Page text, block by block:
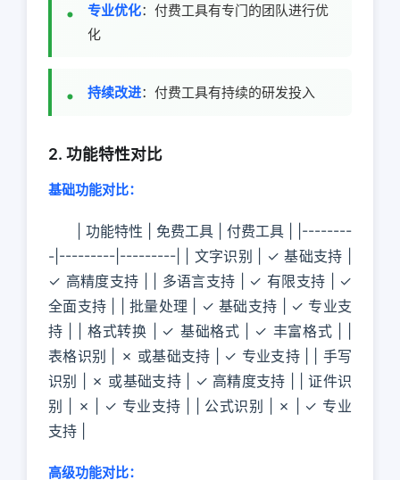
专业优化：付费工具有专门的团队进行优
化
持续改进：付费工具有持续的研发投入
2. 功能特性对比
基础功能对比：
| 功能特性 | 免费工具 | 付费工具 | |--------
-|---------|---------| | 文字识别 | ✓ 基础支持 |
✓ 高精度支持 | | 多语言支持 | ✓ 有限支持 | ✓
全面支持 | | 批量处理 | ✓ 基础支持 | ✓ 专业支
持 | | 格式转换 | ✓ 基础格式 | ✓ 丰富格式 | |
表格识别 | ✗ 或基础支持 | ✓ 专业支持 | | 手写
识别 | ✗ 或基础支持 | ✓ 高精度支持 | | 证件识
别 | ✗ | ✓ 专业支持 | | 公式识别 | ✗ | ✓ 专业
支持 |
高级功能对比：